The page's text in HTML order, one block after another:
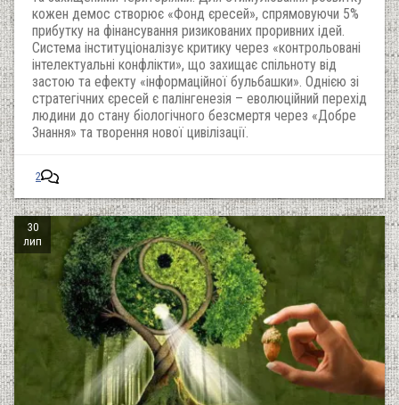
кожен демос створює «Фонд єресей», спрямовуючи 5%
прибутку на фінансування ризикованих проривних ідей.
Система інституціоналізує критику через «контрольовані
інтелектуальні конфлікти», що захищає спільноту від
застою та ефекту «інформаційної бульбашки». Однією зі
стратегічних єресей є палінгенезія – еволюційний перехід
людини до стану біологічного безсмертя через «Добре
Знання» та творення нової цивілізації.
2
30
лип